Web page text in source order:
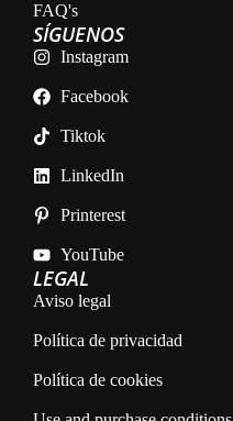
FAQ's
LEGAL
Aviso legal
Política de privacidad
Política de cookies
SÍGUENOS
Instagram
Facebook
Tiktok
LinkedIn
Printerest
YouTube